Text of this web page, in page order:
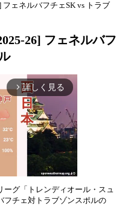
ェネルバフチェSK vs トラブ
26] フェネルバフ
arrow_forward_ios 詳しく見る
グ「トレンディオール・スュ
フチェ対トラブゾンスポルの